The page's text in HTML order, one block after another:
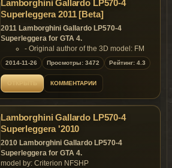
lighting.
Highly detailed door sills.
Special tire texture.
Perfect seating position.
Ability to edit window tint.
Full dirt mapping (Body and windows).
Extra detailed miscellaneous parts.
Template included.
Replaces: any car
Lamborghini Gallardo LP570-4
Superleggera 2011 [Beta]
2011 Lamborghini Gallardo LP570-4
Superleggera for GTA 4.
- Original author of the 3D model: FM
- Converted & edit by : lszv-p4elkin
Features:
- Support Paintjob.
Replaces: any car
2014-11-26 Просмотры: 3472 Рейтинг: 4.3
КОММЕНТАРИИ
Lamborghini Gallardo LP570-4
Superleggera '2010
2010 Lamborghini Gallardo LP570-4
Superleggera for GTA 4.
model by: Criterion NFSHP